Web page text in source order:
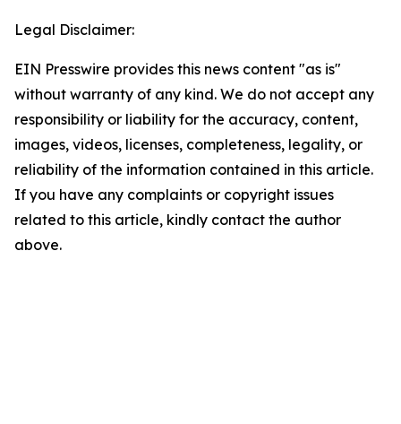
Legal Disclaimer:
EIN Presswire provides this news content "as is"
without warranty of any kind. We do not accept any
responsibility or liability for the accuracy, content,
images, videos, licenses, completeness, legality, or
reliability of the information contained in this article.
If you have any complaints or copyright issues
related to this article, kindly contact the author
above.